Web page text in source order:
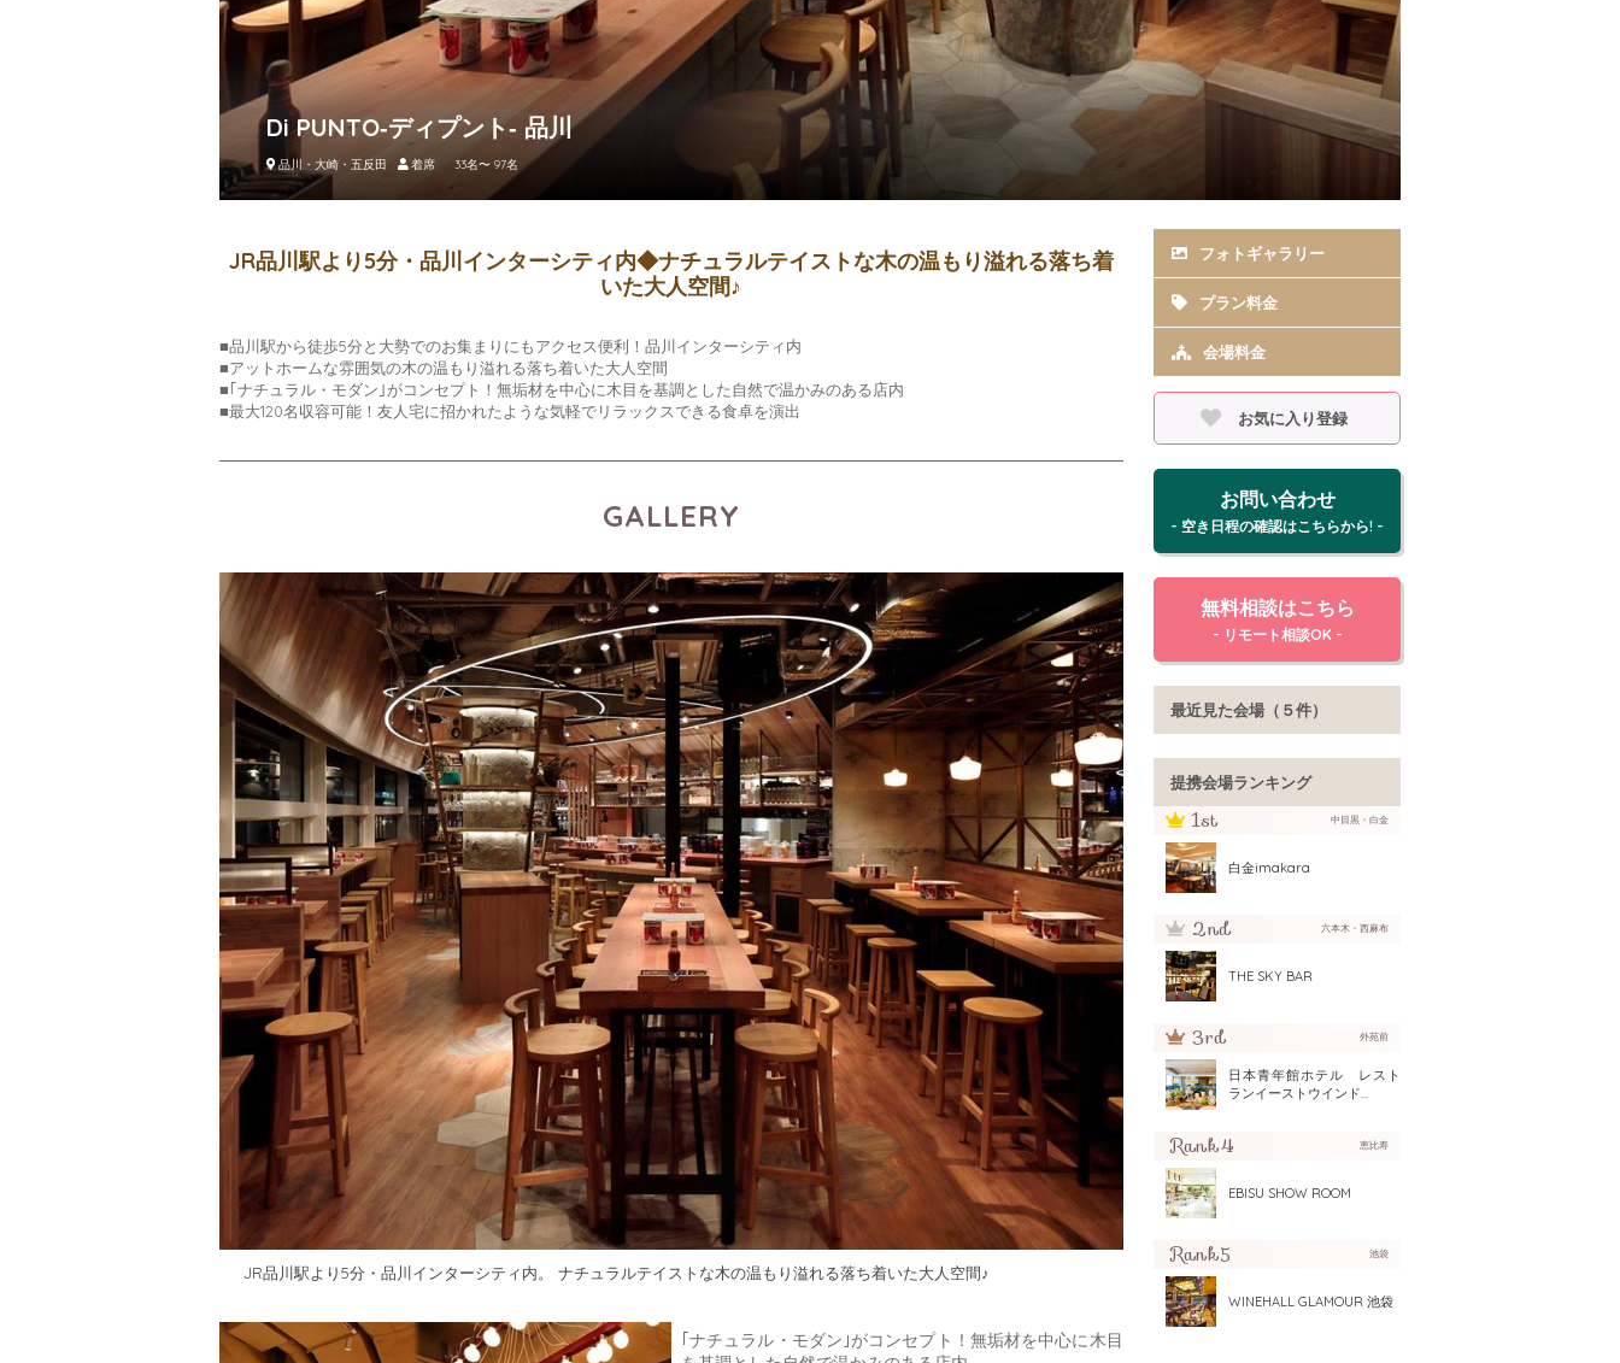
Di PUNTO‐ディプント‐ 品川
品川・大崎・五反田 着席 33名〜 97名
フォトギャラリー
プラン料金
会場料金
お気に入り登録
お問い合わせ
- 空き日程の確認はこちらから! -
無料相談はこちら
- リモート相談OK -
最近見た会場（５件）
提携会場ランキング
中目黒・白金
白金imakara
六本木・西麻布
THE SKY BAR
外苑前
日本青年館ホテル レスト
ランイーストウインド...
恵比寿
EBISU SHOW ROOM
池袋
WINEHALL GLAMOUR 池袋
JR品川駅より5分・品川インターシティ内◆ナチュラルテイストな木の温もり溢れる落ち着
いた大人空間♪
■品川駅から徒歩5分と大勢でのお集まりにもアクセス便利！品川インターシティ内
■アットホームな雰囲気の木の温もり溢れる落ち着いた大人空間
■｢ナチュラル・モダン｣がコンセプト！無垢材を中心に木目を基調とした自然で温かみのある店内
■最大120名収容可能！友人宅に招かれたような気軽でリラックスできる食卓を演出
GALLERY
JR品川駅より5分・品川インターシティ内。 ナチュラルテイストな木の温もり溢れる落ち着いた大人空間♪
｢ナチュラル・モダン｣がコンセプト！無垢材を中心に木目